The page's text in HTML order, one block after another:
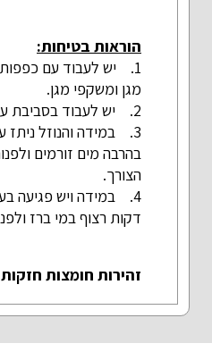
הוראות בטיחות:
1. יש לעבוד עם כפפות
מגן ומשקפי מגן.
2. יש לעבוד בסביבת עבודה מאווררת.
3. במידה והנוזל
בהרבה מים זורמים
הצורך.
דקות רצוף במי ברז
זהירות חומצות חזקות